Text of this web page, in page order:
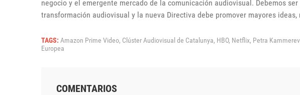
negocio y el emergente mercado de la comunicación audiovisual. Debemos
transformación audiovisual y la nueva Directiva debe promover mayores ideas,
TAGS: Amazon Prime Video, Clúster Audiovisual de Catalunya, HBO, Netflix, Petra
Europea
COMENTARIOS